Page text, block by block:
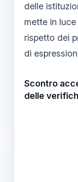
delle
mette in
rispetto dei
di
Scontro
delle